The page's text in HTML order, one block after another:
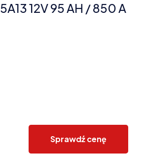
12V 95 AH / 850 A
Sprawdź cenę